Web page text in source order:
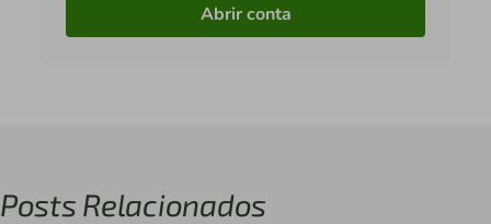
Abrir conta
Posts Relacionados